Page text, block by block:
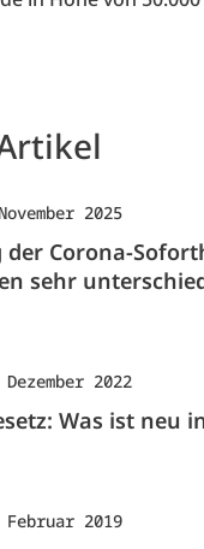
2025
der Corona-
sehr
2022
Was ist neu
2019